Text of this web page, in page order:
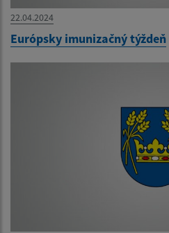
22.04.2024
Európsky imunizačný týždeň